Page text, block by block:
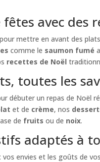
avec des
mettre en avant des
comme le saumon fumé
recettes de Noël
toutes les
débuter un repas de Noël
et de crème, nos
de fruits ou de noix.
adaptés à
vos envies et les goûts de